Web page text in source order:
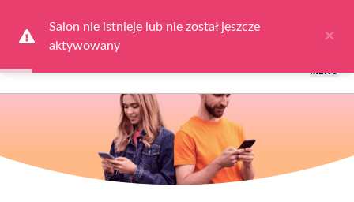
wybierzZaloguj się
MENU
Salon nie istnieje lub nie został jeszcze
aktywowany
×